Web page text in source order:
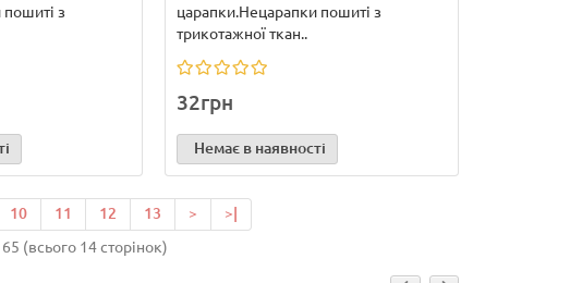
з
царапки.Нецарапки пошиті з
трикотажної ткан..
32грн
Немає в наявності
10 11 12 13 >
>|
(всього 14 сторінок)